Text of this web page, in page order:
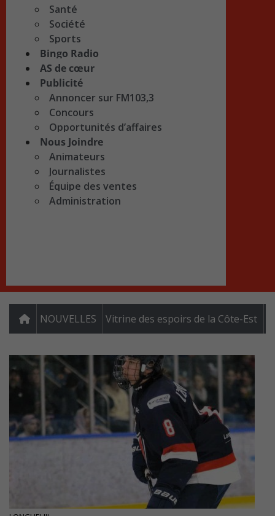
Santé
Société
Sports
Bingo Radio
AS de cœur
Publicité
Annoncer sur FM103,3
Concours
Opportunités d’affaires
Nous Joindre
Animateurs
Journalistes
Équipe des ventes
Administration
NOUVELLES Vitrine des espoirs de la Côte-Est